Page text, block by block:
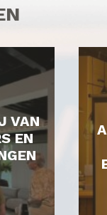
VAN
EN